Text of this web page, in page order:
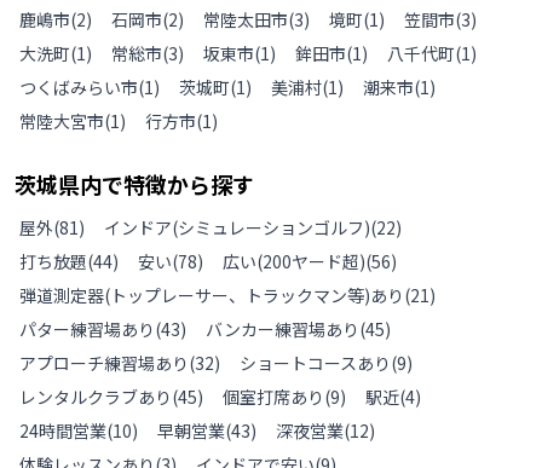
鹿嶋市(2) 石岡市(2) 常陸太田市(3) 境町(1) 笠間市(3)
大洗町(1) 常総市(3) 坂東市(1) 鉾田市(1) 八千代町(1)
つくばみらい市(1) 茨城町(1) 美浦村(1) 潮来市(1)
常陸大宮市(1) 行方市(1)
茨城県内で特徴から探す
屋外(81) インドア(シミュレーションゴルフ)(22)
打ち放題(44) 安い(78) 広い(200ヤード超)(56)
弾道測定器(トップレーサー、トラックマン等)あり (21)
パター練習場あり (43) バンカー練習場あり (45)
アプローチ練習場あり (32) ショートコースあり (9)
レンタルクラブあり (45) 個室打席あり (9) 駅近(4)
24時間営業(10) 早朝営業(43) 深夜営業(12)